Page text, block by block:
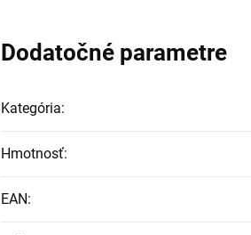
Dodatočné parametre
Kategória:
Hmotnosť:
EAN: